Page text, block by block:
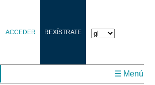
ACCEDER REXÍSTRATE
☰ Menú